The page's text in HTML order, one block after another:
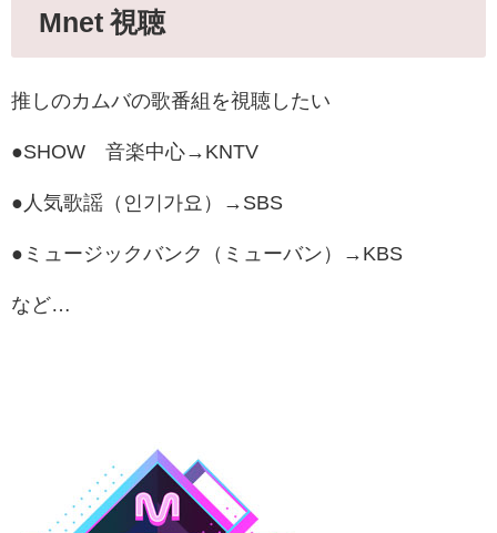
Mnet 視聴
推しのカムバの歌番組を視聴したい
●SHOW 音楽中心→KNTV
●人気歌謡（인기가요）→SBS
●ミュージックバンク（ミューバン）→KBS
など…